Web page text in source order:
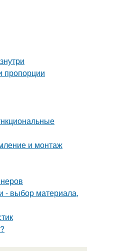
пропорции
и монтаж
- выбор материала,